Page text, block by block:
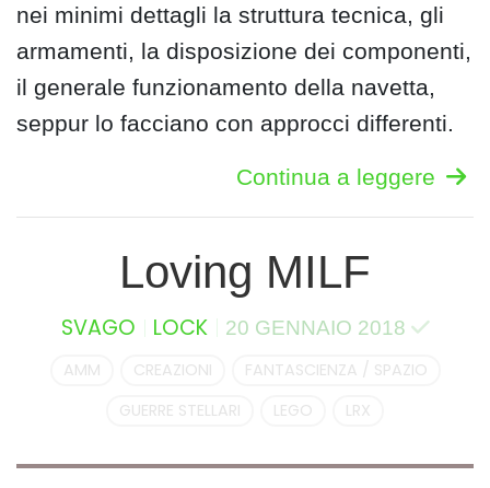
nei minimi dettagli la struttura tecnica, gli
armamenti, la disposizione dei componenti,
il generale funzionamento della navetta,
seppur lo facciano con approcci differenti.
Continua a leggere
Loving MILF
SVAGO LOCK 20 GENNAIO 2018
AMM CREAZIONI
FANTASCIENZA / SPAZIO
GUERRE STELLARI
LEGO LRX